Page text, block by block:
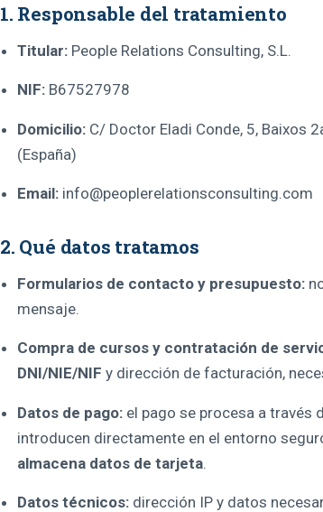
1. Responsable del tratamiento
Titular: People Relations Consulting, S.L.
NIF: B67527978
Domicilio: C/ Doctor Eladi Conde, 5, Baixos
(España)
Email: info@peoplerelationsconsulting.com
2. Qué datos tratamos
Formularios de contacto y presupuesto:
mensaje.
Compra de cursos y contratación de
DNI/NIE/NIF y dirección de facturación,
Datos de pago: el pago se procesa a través
introducen directamente en el entorno
almacena datos de tarjeta.
Datos técnicos: dirección IP y datos